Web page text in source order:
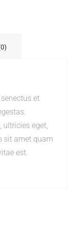
et
eget,
sit amet quam
est.